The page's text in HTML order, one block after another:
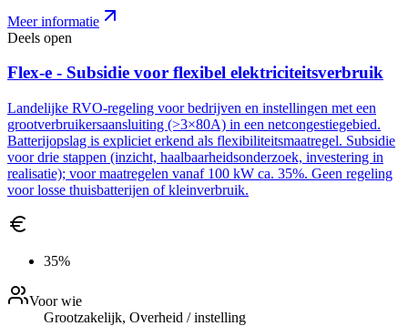
Meer informatie
Deels open
Flex-e - Subsidie voor flexibel elektriciteitsverbruik
Landelijke RVO-regeling voor bedrijven en instellingen met een
grootverbruikersaansluiting (>3×80A) in een netcongestiegebied.
Batterijopslag is expliciet erkend als flexibiliteitsmaatregel. Subsidie
voor drie stappen (inzicht, haalbaarheidsonderzoek, investering in
realisatie); voor maatregelen vanaf 100 kW ca. 35%. Geen regeling
voor losse thuisbatterijen of kleinverbruik.
35%
Voor wie
Grootzakelijk, Overheid / instelling